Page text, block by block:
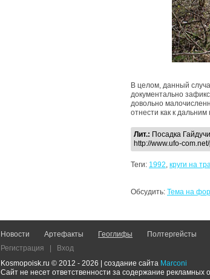
В целом, данный
документально
довольно
отнести как к
Лит.: Посадка
http://www.ufo-
Теги: 1992, круги на
Обсудить: Тема на
Новости Артефакты Геоглифы Полтергейсты
Регистрация
Вход
Kosmopoisk.ru © 2012 - 2026 | создание сайта Marconi
Сайт не несет ответственности за содержание рекламных